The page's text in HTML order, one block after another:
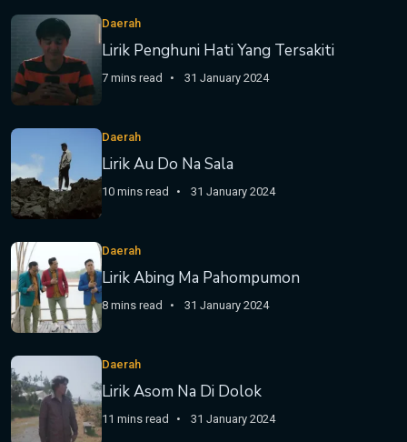
Daerah
Lirik Penghuni Hati Yang Tersakiti
7 mins read 31 January 2024
Daerah
Lirik Au Do Na Sala
10 mins read 31 January 2024
Daerah
Lirik Abing Ma Pahompumon
8 mins read 31 January 2024
Daerah
Lirik Asom Na Di Dolok
11 mins read 31 January 2024